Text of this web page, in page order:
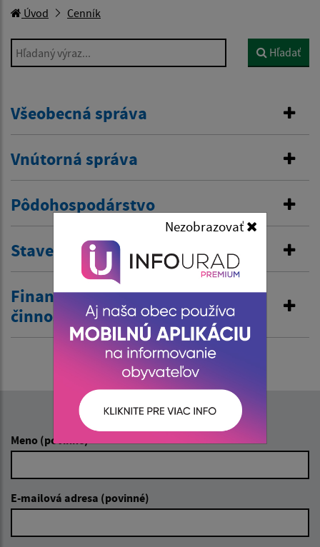
Úvod Cenník
Hľadaný výraz... Hľadať
Všeobecná správa
Vnútorná správa
Pôdohospodárstvo
Stavebná správa
Finančná správa a obchodná
činnosť
Napíšte nám:
Meno (povinné)
E-mailová adresa (povinné)
Nezobrazovať